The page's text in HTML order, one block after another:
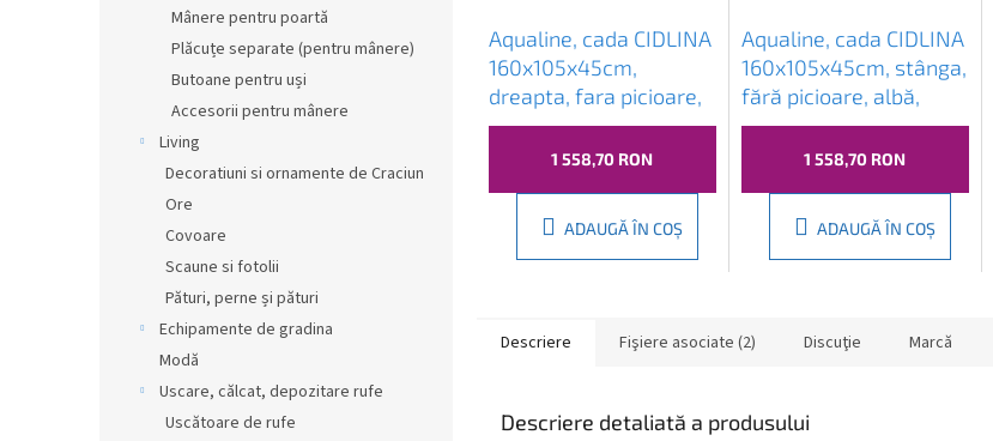
Mânere pentru poartă
Plăcuțe separate (pentru mânere)
Butoane pentru uși
Accesorii pentru mânere
Living
Decoratiuni si ornamente de Craciun
Ore
Covoare
Scaune si fotolii
Pături, perne și pături
Echipamente de gradina
Modă
Uscare, călcat, depozitare rufe
Uscătoare de rufe
Aqualine, cada CIDLINA
160x105x45cm,
dreapta, fara picioare,
alb, G3614
1 558,70 RON
ADAUGĂ ÎN COŞ
Aqualine, cada CIDLINA
160x105x45cm, stânga,
fără picioare, albă,
G3615
1 558,70 RON
ADAUGĂ ÎN COŞ
Descriere Fişiere asociate (2) Discuţie Marcă
Descriere detaliată a produsului